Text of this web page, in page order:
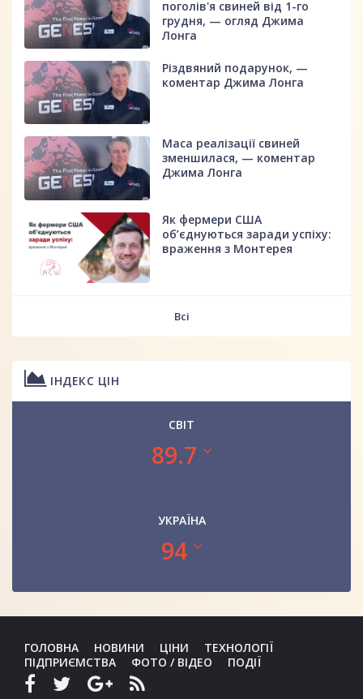
поголів'я свиней від 1-го
грудня, — огляд Джима
Лонга
Різдвяний подарунок, —
коментар Джима Лонга
Маса реалізації свиней
зменшилася, — коментар
Джима Лонга
Як фермери США
об’єднуються заради успіху:
враження з Монтерея
Всі
ІНДЕКС ЦІН
СВІТ
89.7
УКРАЇНА
94
ГОЛОВНА НОВИНИ ЦІНИ
ТЕХНОЛОГІЇ
ПІДПРИЄМСТВА
ФОТО / ВІДЕО ПОДІЇ